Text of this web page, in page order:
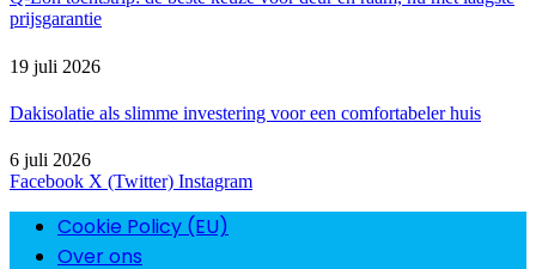
prijsgarantie
19 juli 2026
Dakisolatie als slimme investering voor een comfortabeler huis
6 juli 2026
Facebook X (Twitter) Instagram
Cookie Policy (EU)
Over ons